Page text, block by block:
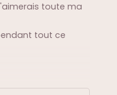
toute ma
tout ce